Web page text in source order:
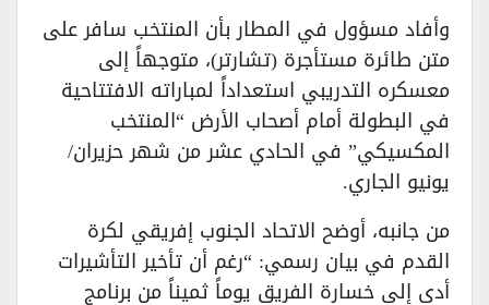
​وأفاد مسؤول في المطار بأن المنتخب سافر على
متن طائرة مستأجرة (تشارتر)، متوجهاً إلى
معسكره التدريبي استعداداً لمباراته الافتتاحية
في البطولة أمام أصحاب الأرض “المنتخب
المكسيكي” في الحادي عشر من شهر حزيران/
يونيو الجاري.
​من جانبه، أوضح الاتحاد الجنوب إفريقي لكرة
القدم في بيان رسمي: “رغم أن تأخير التأشيرات
أدى إلى خسارة الفريق يوماً ثميناً من برنامج